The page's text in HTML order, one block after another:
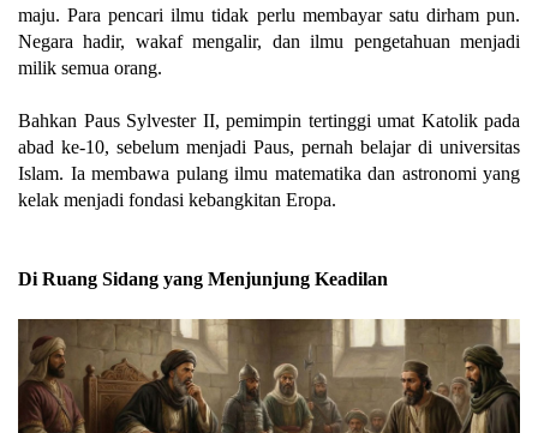
maju. Para pencari ilmu tidak perlu membayar satu dirham pun.
Negara hadir, wakaf mengalir, dan ilmu pengetahuan menjadi
milik semua orang.
Bahkan Paus Sylvester II, pemimpin tertinggi umat Katolik pada
abad ke-10, sebelum menjadi Paus, pernah belajar di universitas
Islam. Ia membawa pulang ilmu matematika dan astronomi yang
kelak menjadi fondasi kebangkitan Eropa.
Di Ruang Sidang yang Menjunjung Keadilan